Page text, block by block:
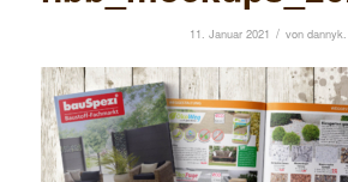
11. Januar 2021 / vondannyk.